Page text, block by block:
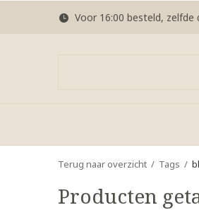
Voor 16:00 besteld, zelfde
Terug naar overzicht Tags
Producten